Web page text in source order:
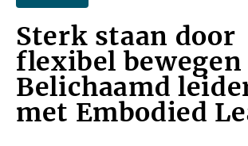
Sterk staan door
flexibel
Belichaamd
met Embodied